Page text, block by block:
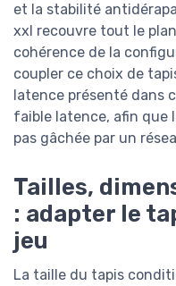
et la stabilité
xxl recouvre tout le
cohérence de la
coupler ce choix de
latence présenté dans
faible latence, afin que
pas gâchée par un
Tailles,
: adapter le
jeu
La taille du tapis